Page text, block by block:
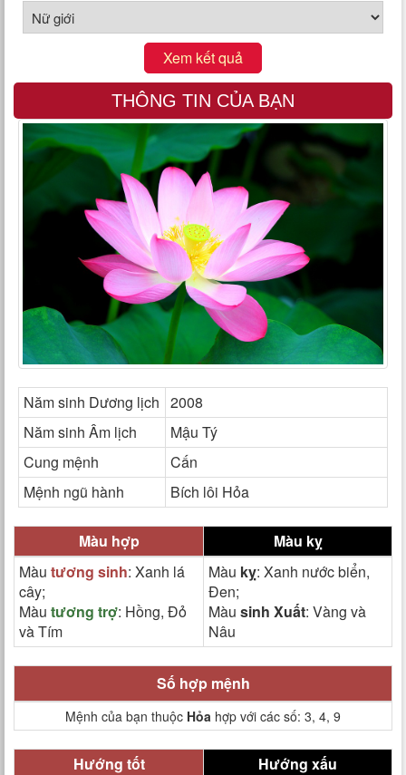
Xem kết quả
THÔNG TIN CỦA BẠN
Năm sinh Dương lịch 2008
Năm sinh Âm lịch
Mậu Tý
Cung mệnh
Cấn
Mệnh ngũ hành
Bích lôi Hỏa
Màu hợp
Màu kỵ
Màu tương sinh: Xanh lá
cây;
Màu tương trợ: Hồng, Đỏ
và Tím
Màu kỵ: Xanh nước biển,
Đen;
Màu sinh Xuất: Vàng và
Nâu
Số hợp mệnh
Mệnh của bạn thuộc Hỏa hợp với các số: 3, 4, 9
Hướng tốt
Hướng xấu